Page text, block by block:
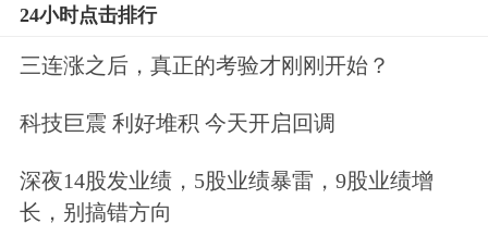
加强各方协同，持续推动动力电池产业
高质量发展。一是强化战略引领，编
制“十五五”智能网联新能源汽车、新型
点任务。二是扩大应用场景，促进动力
24小时点击排行
三连涨之后，真正的考验才刚刚开始？
科技巨震 利好堆积 今天开启回调
深夜14股发业绩，5股业绩暴雷，9股业绩增
长，别搞错方向